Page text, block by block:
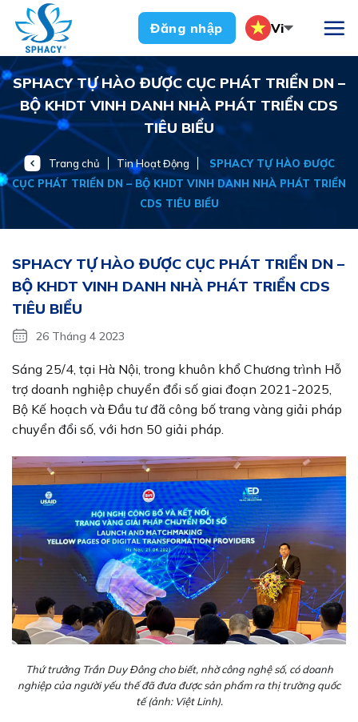
Chuyển
đến
dung
Đăng nhập Vi
SPHACY TỰ HÀO ĐƯỢC CỤC PHÁT TRIỂN DN –
BỘ KHDT VINH DANH NHÀ PHÁT TRIỂN CDS
TIÊU BIỂU
Trang chủ Tin Hoạt Động
SPHACY TỰ HÀO ĐƯỢC
CỤC PHÁT TRIỂN DN – BỘ KHDT VINH DANH NHÀ PHÁT TRIỂN
CDS TIÊU BIỂU
SPHACY TỰ HÀO ĐƯỢC CỤC PHÁT TRIỂN DN –
BỘ KHDT VINH DANH NHÀ PHÁT TRIỂN CDS
TIÊU BIỂU
26 Tháng 4 2023
Sáng 25/4, tại Hà Nội, trong khuôn khổ Chương trình Hỗ
trợ doanh nghiệp chuyển đổi số giai đoạn 2021-2025,
Bộ Kế hoạch và Đầu tư đã công bố trang vàng giải pháp
chuyển đổi số, với hơn 50 giải pháp.
Thứ trưởng Trần Duy Đông cho biết, nhờ công nghệ số, có doanh
nghiệp của người yếu thế đã đưa được sản phẩm ra thị trường quốc
tế (ảnh: Việt Linh).